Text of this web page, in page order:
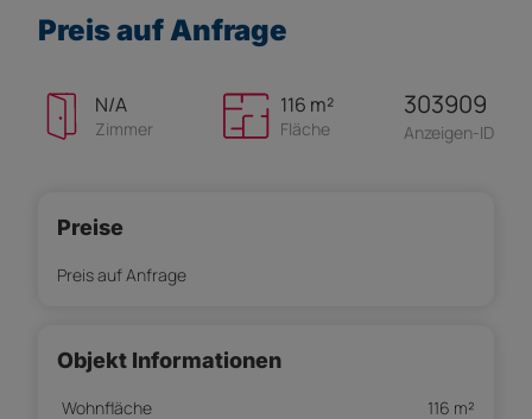
Preis auf Anfrage
N/A
Zimmer
116 m²
Fläche
303909
Anzeigen-ID
Preise
Preis auf Anfrage
Objekt Informationen
Wohnfläche
116 m²